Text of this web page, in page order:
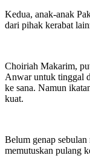
Kedua, anak-anak
dari pihak kerabat
Choiriah Makarim,
Anwar untuk tinggal
ke sana. Namun
kuat.
Belum genap
memutuskan pulang